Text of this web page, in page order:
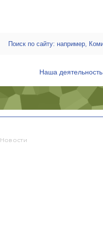
Наша деятельность
Новости